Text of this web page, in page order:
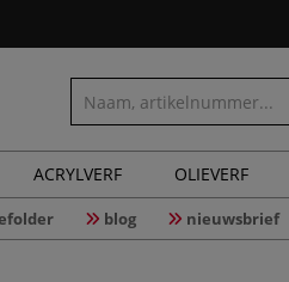
ACRYLVERF OLIEVERF
blog nieuwsbrief